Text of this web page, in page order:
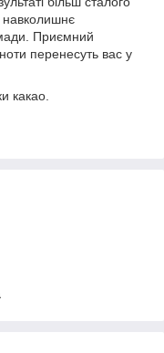
навколишнє
Приємний
перенесуть вас у
какао.